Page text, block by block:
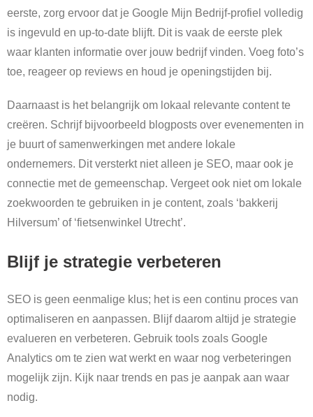
eerste, zorg ervoor dat je Google Mijn Bedrijf-profiel volledig
is ingevuld en up-to-date blijft. Dit is vaak de eerste plek
waar klanten informatie over jouw bedrijf vinden. Voeg foto’s
toe, reageer op reviews en houd je openingstijden bij.
Daarnaast is het belangrijk om lokaal relevante content te
creëren. Schrijf bijvoorbeeld blogposts over evenementen in
je buurt of samenwerkingen met andere lokale
ondernemers. Dit versterkt niet alleen je SEO, maar ook je
connectie met de gemeenschap. Vergeet ook niet om lokale
zoekwoorden te gebruiken in je content, zoals ‘bakkerij
Hilversum’ of ‘fietsenwinkel Utrecht’.
Blijf je strategie verbeteren
SEO is geen eenmalige klus; het is een continu proces van
optimaliseren en aanpassen. Blijf daarom altijd je strategie
evalueren en verbeteren. Gebruik tools zoals Google
Analytics om te zien wat werkt en waar nog verbeteringen
mogelijk zijn. Kijk naar trends en pas je aanpak aan waar
nodig.